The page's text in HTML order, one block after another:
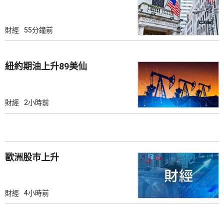
財經 55分鐘前
紐約期油上升89美仙
財經 2小時前
歐洲股巿上升
財經 4小時前